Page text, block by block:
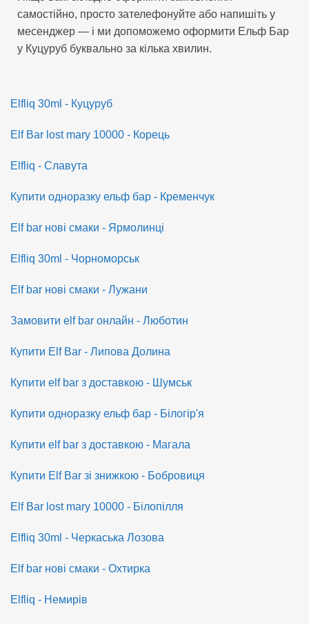
самостійно, просто зателефонуйте або напишіть у
месенджер — і ми допоможемо оформити Ельф Бар
у Куцуруб буквально за кілька хвилин.
Elfliq 30ml - Куцуруб
Elf Bar lost mary 10000 - Корець
Elfliq - Славута
Купити одноразку ельф бар - Кременчук
Elf bar нові смаки - Ярмолинці
Elfliq 30ml - Чорноморськ
Elf bar нові смаки - Лужани
Замовити elf bar онлайн - Люботин
Купити Elf Bar - Липова Долина
Купити elf bar з доставкою - Шумськ
Купити одноразку ельф бар - Білогір'я
Купити elf bar з доставкою - Магала
Купити Elf Bar зі знижкою - Бобровиця
Elf Bar lost mary 10000 - Білопілля
Elfliq 30ml - Черкаська Лозова
Elf bar нові смаки - Охтирка
Elfliq - Немирів